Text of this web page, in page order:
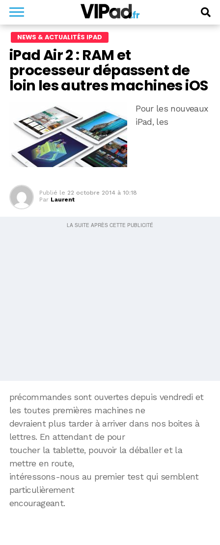
NEWS & ACTUALITÉS IPAD
iPad Air 2 : RAM et
processeur dépassent de
loin les autres machines iOS
Pour les nouveaux
iPad, les
Publié le 22 octobre 2014 à 10:18
Par Laurent
précommandes sont ouvertes depuis vendredi et
les toutes premières machines ne
devraient plus tarder à arriver dans nos boites à
lettres. En attendant de pour
toucher la tablette, pouvoir la déballer et la
mettre en route,
intéressons-nous au premier test qui semblent
particulièrement
encourageant.